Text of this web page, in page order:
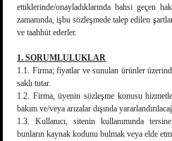
ettiklerinde/onayladıklarında bahsi geçen
zamanında, işbu sözleşmede talep edilen
ve taahhüt ederler.
1. SORUMLULUKLAR
1.1. Firma; fiyatlar ve sunulan ürünler
saklı tutar.
1.2. Firma, üyenin sözleşme konusu
bakım ve/veya arızalar dışında
1.3. Kullanıcı, sitenin kullanımında
bunların kaynak kodunu bulmak veya elde